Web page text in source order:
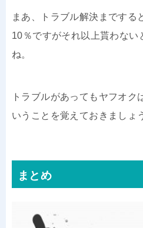
まあ、トラブル解決までする
10％ですがそれ以上貰わない
ね。
トラブルがあってもヤフオク
いうことを覚えておきましょ
まとめ